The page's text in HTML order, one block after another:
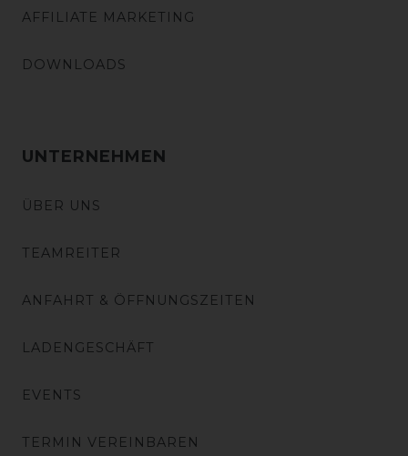
AFFILIATE MARKETING
DOWNLOADS
UNTERNEHMEN
ÜBER UNS
TEAMREITER
ANFAHRT & ÖFFNUNGSZEITEN
LADENGESCHÄFT
EVENTS
TERMIN VEREINBAREN